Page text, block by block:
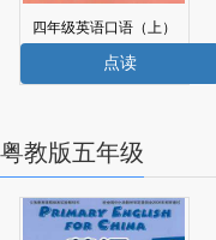
四年级英语口语（上）
电子课本
点读
粤教版五年级